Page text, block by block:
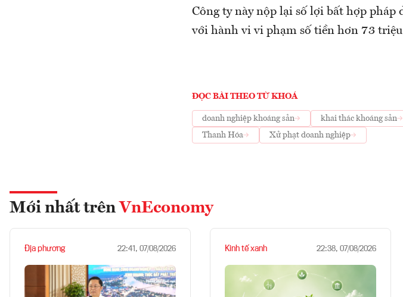
Công ty này nộp lại số lợi bất hợp
với hành vi vi phạm số tiền hơn 73
ĐỌC BÀI THEO TỪ KHOÁ
doanh nghiệp khoáng sản khai thác khoáng sản
Thanh Hóa
Xử phạt doanh nghiệp
Mới nhất trên VnEconomy
Địa phương 22:41, 07/08/2026 Kinh tế xanh 22:38, 07/08/2026